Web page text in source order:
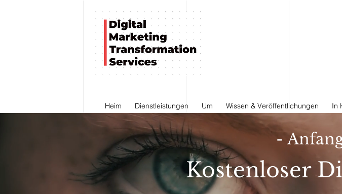
Heim Dienstleistungen Um Wissen & Veröffentlichungen In
-
Kostenloser